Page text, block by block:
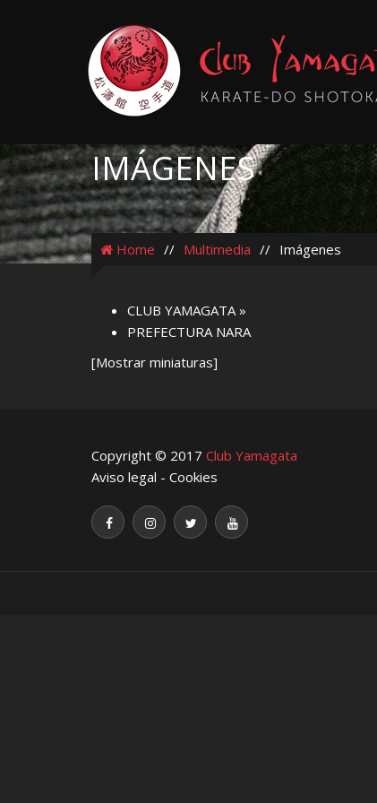
IMÁGENES
Home // Multimedia // Imágenes
CLUB YAMAGATA »
PREFECTURA NARA
[Mostrar miniaturas]
Copyright © 2017 Club Yamagata
Aviso legal - Cookies